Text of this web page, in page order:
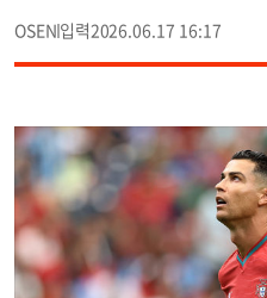
OSEN 2026.06.17 16:17